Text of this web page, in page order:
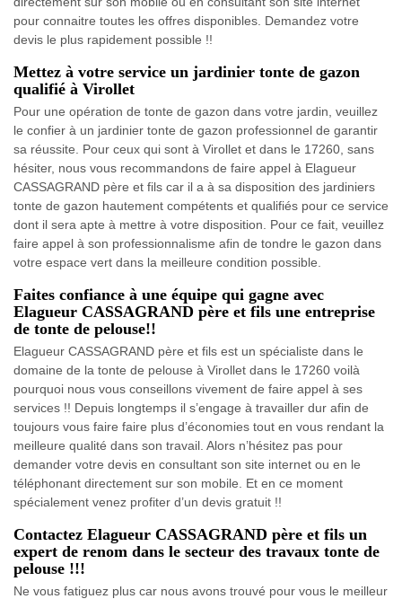
pour connaitre toutes les offres disponibles. Demandez votre
devis le plus rapidement possible !!
Mettez à votre service un jardinier tonte de gazon
qualifié à Virollet
Pour une opération de tonte de gazon dans votre jardin, veuillez
le confier à un jardinier tonte de gazon professionnel de garantir
sa réussite. Pour ceux qui sont à Virollet et dans le 17260, sans
hésiter, nous vous recommandons de faire appel à Elagueur
CASSAGRAND père et fils car il a à sa disposition des jardiniers
tonte de gazon hautement compétents et qualifiés pour ce service
dont il sera apte à mettre à votre disposition. Pour ce fait, veuillez
faire appel à son professionnalisme afin de tondre le gazon dans
votre espace vert dans la meilleure condition possible.
Faites confiance à une équipe qui gagne avec
Elagueur CASSAGRAND père et fils une entreprise
de tonte de pelouse!!
Elagueur CASSAGRAND père et fils est un spécialiste dans le
domaine de la tonte de pelouse à Virollet dans le 17260 voilà
pourquoi nous vous conseillons vivement de faire appel à ses
services !! Depuis longtemps il s’engage à travailler dur afin de
toujours vous faire faire plus d’économies tout en vous rendant la
meilleure qualité dans son travail. Alors n’hésitez pas pour
demander votre devis en consultant son site internet ou en le
téléphonant directement sur son mobile. Et en ce moment
spécialement venez profiter d’un devis gratuit !!
Contactez Elagueur CASSAGRAND père et fils un
expert de renom dans le secteur des travaux tonte de
pelouse !!!
Ne vous fatiguez plus car nous avons trouvé pour vous le meilleur